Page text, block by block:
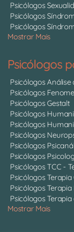
Psicólogos
Psicólogos
Psicólogos
Mostrar Mais
Psicólogos
Psicólogos
Psicólogos
Psicólogos Gestalt
Psicólogos
Psicólogos
Psicólogos
Psicólogos
Psicólogos
Psicólogos TCC -
Psicólogos
Psicólogos Terapia
Psicólogos
Mostrar Mais